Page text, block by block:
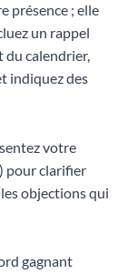
présence ; elle
un rappel
du calendrier,
indiquez des
votre
pour clarifier
objections qui
gagnant